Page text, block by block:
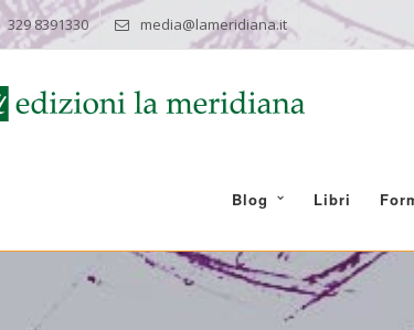
329 8391330 media@lameridiana.it
Blog Libri